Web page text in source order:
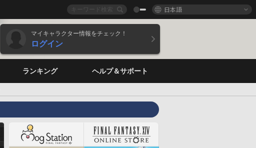
日本語
マイキャラクター情報をチェック！
ログイン
ランキング ヘルプ＆サポート